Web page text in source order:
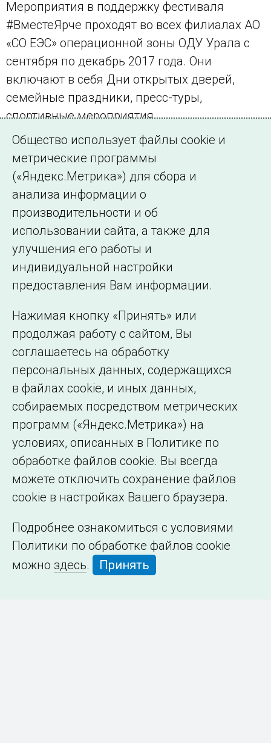
Мероприятия в поддержку фестиваля
#ВместеЯрче проходят во всех филиалах АО
«СО ЕЭС» операционной зоны ОДУ Урала с
сентября по декабрь 2017 года. Они
включают в себя Дни открытых дверей,
семейные праздники, пресс-туры,
спортивные мероприятия.
← Все публикации
Подписаться на новости
©2005–2026 АО «СО ЕЭС»
Филиалы и
представительства
образовательной
организации
Общество использует файлы cookie и
метрические программы
(«Яндекс.Метрика») для сбора и
анализа информации о
производительности и об
использовании сайта, а также для
улучшения его работы и
индивидуальной настройки
предоставления Вам информации.
Нажимая кнопку «Принять» или
продолжая работу с сайтом, Вы
соглашаетесь на обработку
персональных данных, содержащихся
в файлах cookie, и иных данных,
собираемых посредством метрических
программ («Яндекс.Метрика») на
условиях, описанных в Политике по
обработке файлов cookie. Вы всегда
можете отключить сохранение файлов
cookie в настройках Вашего браузера.
Подробнее ознакомиться с условиями
Политики по обработке файлов cookie
можно здесь. Принять